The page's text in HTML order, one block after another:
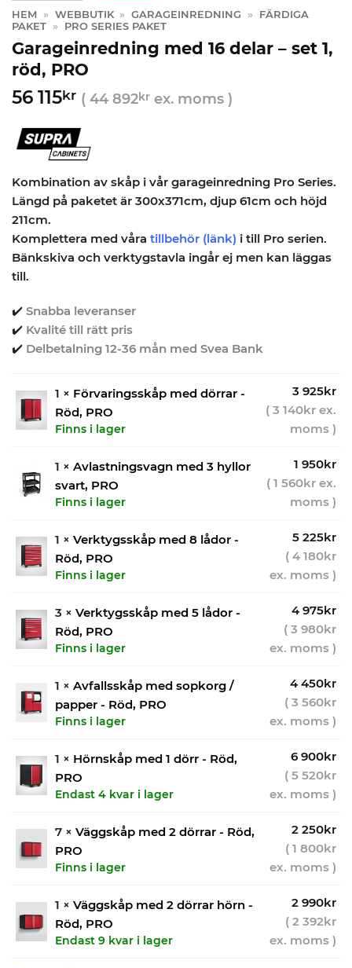
HEM » WEBBUTIK » GARAGEINREDNING »
FÄRDIGA
PAKET » PRO SERIES PAKET
Garageinredning med 16 delar – set 1,
röd, PRO
56 115kr ( 44 892kr ex. moms )
Kombination av skåp i vår garageinredning Pro Series.
Längd på paketet är 300x371cm, djup 61cm och höjd
211cm.
Komplettera med våra tillbehör (länk) i till Pro serien.
Bänkskiva och verktygstavla ingår ej men kan läggas
till.
✔️ Snabba leveranser
✔️ Kvalité till rätt pris
✔️ Delbetalning 12-36 mån med Svea Bank
1 × Förvaringsskåp med dörrar -
Röd, PRO
Finns i lager
3 925kr
( 3 140kr ex.
moms )
1 × Avlastningsvagn med 3 hyllor
svart, PRO
Finns i lager
1 950kr
( 1 560kr ex.
moms )
1 × Verktygsskåp med 8 lådor -
Röd, PRO
Finns i lager
5 225kr
( 4 180kr
ex. moms )
3 × Verktygsskåp med 5 lådor -
Röd, PRO
Finns i lager
4 975kr
( 3 980kr
ex. moms )
1 × Avfallsskåp med sopkorg /
papper - Röd, PRO
Finns i lager
4 450kr
( 3 560kr
ex. moms )
1 × Hörnskåp med 1 dörr - Röd,
PRO
Endast 4 kvar i lager
6 900kr
( 5 520kr
ex. moms )
7 × Väggskåp med 2 dörrar - Röd,
PRO
Finns i lager
2 250kr
( 1 800kr
ex. moms )
1 × Väggskåp med 2 dörrar hörn -
Röd, PRO
Endast 9 kvar i lager
2 990kr
( 2 392kr
ex. moms )